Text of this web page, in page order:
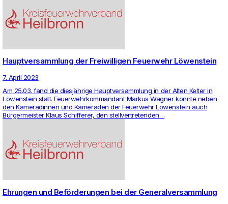
Hauptversammlung der Freiwilligen Feuerwehr Löwenstein
7. April 2023
Am 25.03. fand die diesjährige Haupt­ver­samm­lung in der Alten Kelter in
Löwen­stein statt. Feu­er­wehr­kom­man­dant Markus Wagner konnte neben
den Kame­ra­dinnen und Kame­raden der Feu­er­wehr Löwen­stein auch
Bürger­meister Klaus Schif­ferer, den stell­ver­tre­tenden…
Ehrungen und Beförderungen bei der Generalversammlung